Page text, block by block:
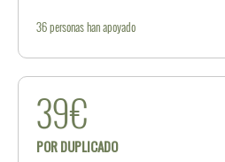
36personashan apoyado
39€
POR DUPLICADO